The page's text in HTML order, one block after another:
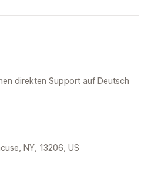
direkten Support auf Deutsch
NY, 13206, US